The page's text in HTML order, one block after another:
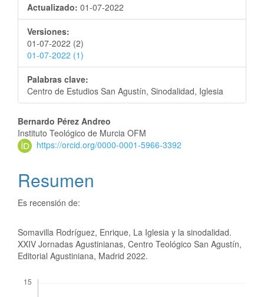
Actualizado: 01-07-2022
Versiones:
01-07-2022 (2)
01-07-2022 (1)
Palabras clave:
Centro de Estudios San Agustín, Sinodalidad, Iglesia
Bernardo Pérez Andreo
Instituto Teológico de Murcia OFM
https://orcid.org/0000-0001-5966-3392
Resumen
Es recensión de:
Somavilla Rodríguez, Enrique, La Iglesia y la sinodalidad.
XXIV Jornadas Agustinianas, Centro Teológico San Agustín,
Editorial Agustiniana, Madrid 2022.